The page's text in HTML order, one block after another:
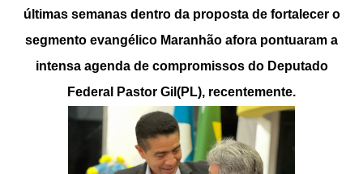
últimas semanas dentro da proposta de fortalecer o
segmento evangélico Maranhão afora pontuaram a
intensa agenda de compromissos do Deputado
Federal Pastor Gil(PL), recentemente.